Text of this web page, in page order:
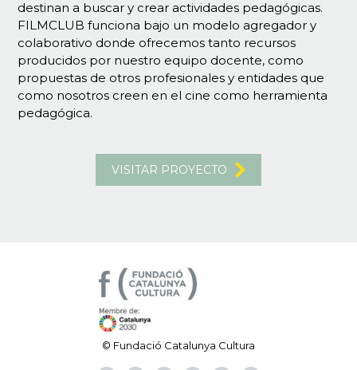
destinan a buscar y crear actividades pedagógicas.
FILMCLUB funciona bajo un modelo agregador y
colaborativo donde ofrecemos tanto recursos
producidos por nuestro equipo docente, como
propuestas de otros profesionales y entidades que
como nosotros creen en el cine como herramienta
pedagógica.
VISITAR PROYECTO
© Fundació Catalunya Cultura